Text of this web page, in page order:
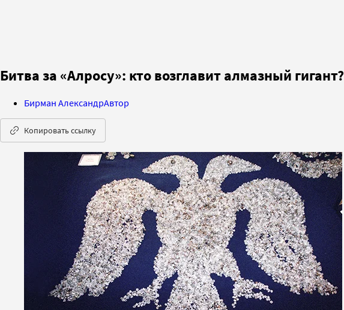
Битва за «Алросу»: кто возглавит алмазный гигант?
Бирман АлександрАвтор
Копировать ссылку